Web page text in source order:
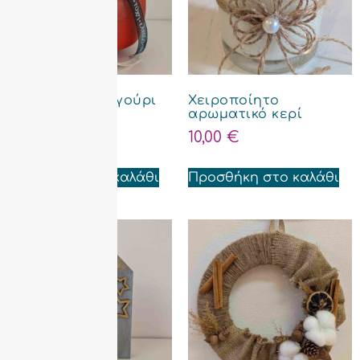
Κεραμικό ρόδι γούρι
Προσθήκη στο καλάθι
Χειροποίητο
αρωματικό κερί
10,00 €
Προσθήκη στο καλάθι